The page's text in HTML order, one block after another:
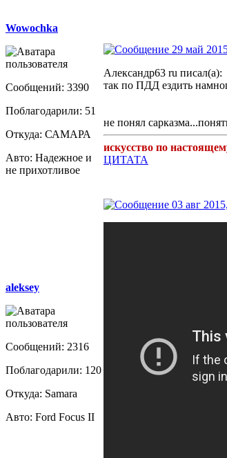
Wowochka
Сообщений: 3390
Поблагодарили: 51
Откуда: САМАРА
Авто: Надежное и
не прихотливое
29 май
Александр63 ru писал(а):
так по ПДД ездить
не понял
искусство по
ЦИТАТА
aleksey
Сообщений: 2316
Поблагодарили: 120
Откуда: Samara
Авто: Ford Focus II
03 авг